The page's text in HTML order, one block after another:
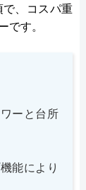
、コスパ重
です。
ーと台所
能により